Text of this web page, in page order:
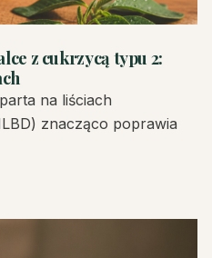
z cukrzycą typu 2:
na liściach
znacząco poprawia